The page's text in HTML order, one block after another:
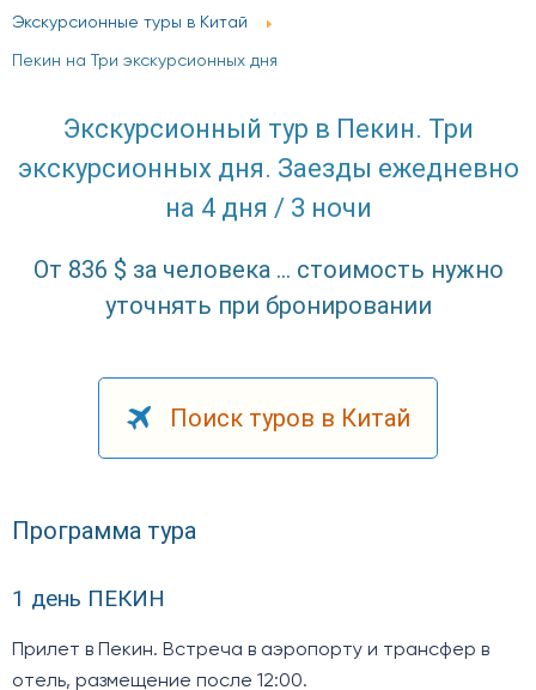
Экскурсионные туры в Китай
Пекин на Три экскурсионных дня
Экскурсионный тур в Пекин. Три
экскурсионных дня. Заезды ежедневно
на 4 дня / 3 ночи
От 836 $ за человека ... стоимость нужно
уточнять при бронировании
Поиск туров в Китай
Программа тура
1 день ПЕКИН
Прилет в Пекин. Встреча в аэропорту и трансфер в
отель, размещение после 12:00.